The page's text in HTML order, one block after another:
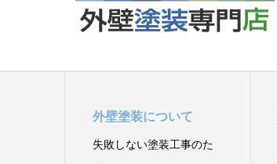
外壁塗装について
失敗しない塗装工事のた